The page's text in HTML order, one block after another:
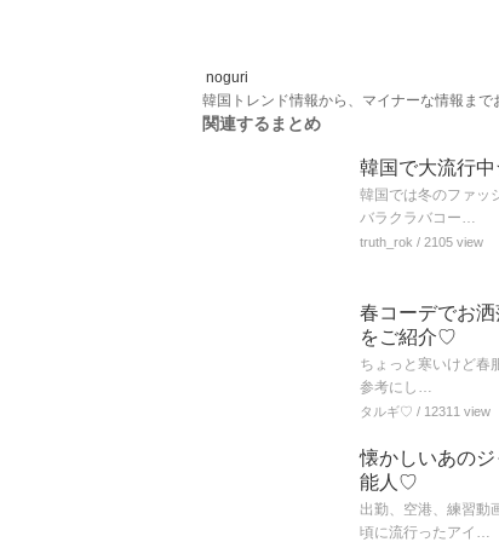
noguri
韓国トレンド情報から、マイナーな情報まで
関連するまとめ
韓国で大流行
韓国では冬のファッ
バラクラバコー…
truth_rok / 2105 view
春コーデでお
をご紹介♡
ちょっと寒いけど春
参考にし…
タルギ♡ / 12311 view
懐かしいあの
能人♡
出勤、空港、練習動
頃に流行ったアイ…